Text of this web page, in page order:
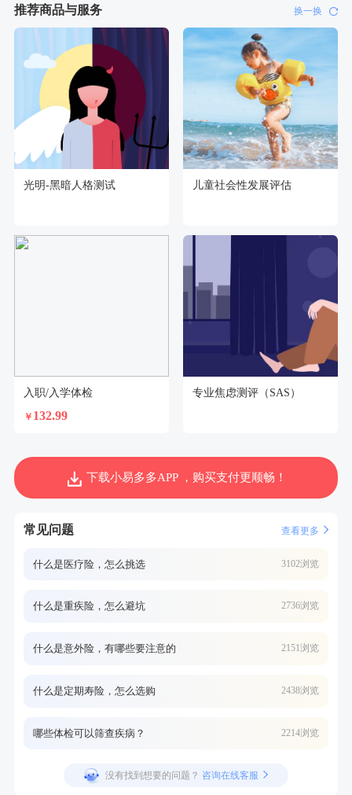
推荐商品与服务 换一换
光明-黑暗人格测试 儿童社会性发展评估
入职/入学体检
￥ 132.99
专业焦虑测评（SAS）
下载小易多多APP ，购买支付更顺畅！
常见问题 查看更多
什么是医疗险，怎么挑选 3102浏览
什么是重疾险，怎么避坑 2736浏览
什么是意外险，有哪些要注意的 2151浏览
什么是定期寿险，怎么选购 2438浏览
哪些体检可以筛查疾病？ 2214浏览
没有找到想要的问题？ 咨询在线客服